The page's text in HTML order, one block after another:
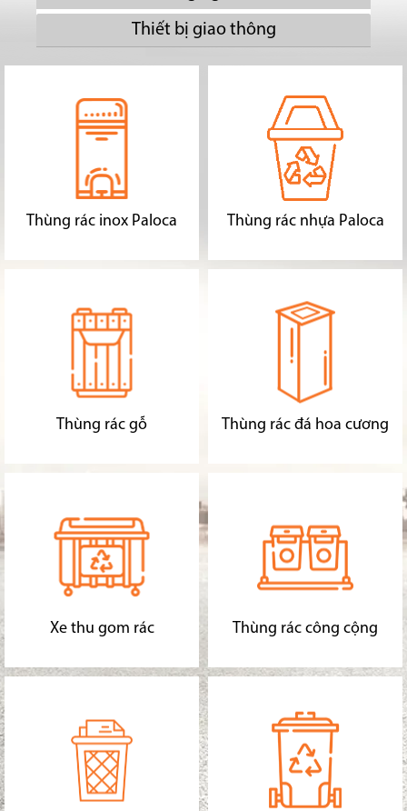
Thiết bị giao thông
Thùng rác inox Paloca Thùng rác nhựa Paloca
Thùng rác gỗ Thùng rác đá hoa cương
Xe thu gom rác Thùng rác công cộng